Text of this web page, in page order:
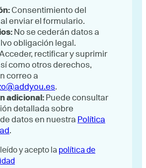
Consentimiento del
enviar el formulario.
No se cederán datos a
obligación legal.
Acceder, rectificar y suprimir
como otros derechos,
correo a
.
adicional: Puede consultar
detallada sobre
datos en nuestra Política
.
leído y acepto la política de